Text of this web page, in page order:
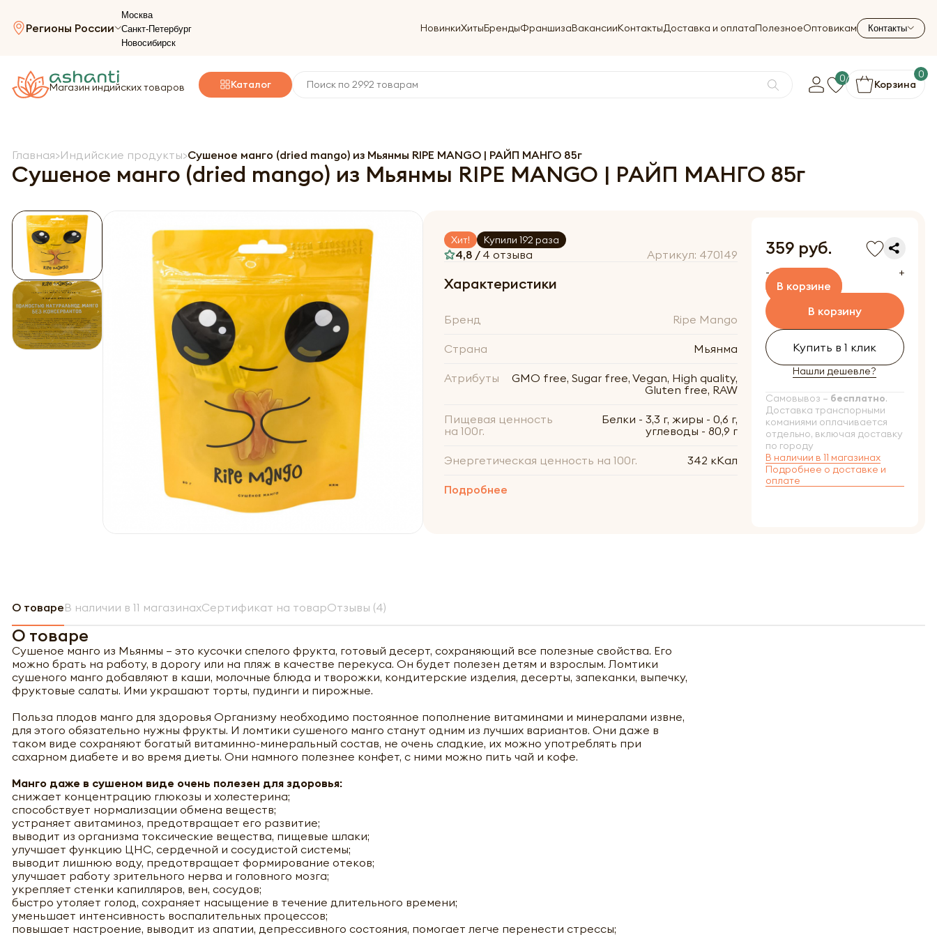
Регионы России
Москва
Санкт-Петербург
Новосибирск
НовинкиХитыБрендыФраншизаВакансииКонтактыДоставка и оплатаПолезноеОптовикам Контакты
Магазин индийских товаров Каталог 0 Корзина
0
Главная Индийские продукты Сушеное манго (dried mango) из Мьянмы RIPE MANGO | РАЙП МАНГО 85г
Сушеное манго (dried mango) из Мьянмы RIPE MANGO | РАЙП МАНГО 85г
Хит! Купили 192 раза
4,8 / 4 отзыва Артикул: 470149
Характеристики
Бренд Ripe Mango
Страна Мьянма
Атрибуты
GMO free, Sugar free, Vegan, High quality,
Gluten free, RAW
Пищевая ценность
на 100г.
Белки - 3,3 г, жиры - 0,6 г,
углеводы - 80,9 г
Энергетическая ценность на 100г. 342 кКал
Подробнее
359 руб.
-
+
В корзине
В корзину
Купить в 1 клик
Нашли дешевле?
Самовывоз – бесплатно.
Доставка транспорными
команиями оплачивается
отдельно, включая доставку
по городу
В наличии в 11 магазинах
Подробнее о доставке и
оплате
О товареВ наличии в 11 магазинахСертификат на товарОтзывы (4)
О товаре
Сушеное манго из Мьянмы – это кусочки спелого фрукта, готовый десерт, сохраняющий все полезные свойства. Его
можно брать на работу, в дорогу или на пляж в качестве перекуса. Он будет полезен детям и взрослым. Ломтики
сушеного манго добавляют в каши, молочные блюда и творожки, кондитерские изделия, десерты, запеканки, выпечку,
фруктовые салаты. Ими украшают торты, пудинги и пирожные.
Польза плодов манго для здоровья Организму необходимо постоянное пополнение витаминами и минералами извне,
для этого обязательно нужны фрукты. И ломтики сушеного манго станут одним из лучших вариантов. Они даже в
таком виде сохраняют богатый витаминно-минеральный состав, не очень сладкие, их можно употреблять при
сахарном диабете и во время диеты. Они намного полезнее конфет, с ними можно пить чай и кофе.
Манго даже в сушеном виде очень полезен для здоровья:
снижает концентрацию глюкозы и холестерина;
способствует нормализации обмена веществ;
устраняет авитаминоз, предотвращает его развитие;
выводит из организма токсические вещества, пищевые шлаки;
улучшает функцию ЦНС, сердечной и сосудистой системы;
выводит лишнюю воду, предотвращает формирование отеков;
улучшает работу зрительного нерва и головного мозга;
укрепляет стенки капилляров, вен, сосудов;
быстро утоляет голод, сохраняет насыщение в течение длительного времени;
уменьшает интенсивность воспалительных процессов;
повышает настроение, выводит из апатии, депрессивного состояния, помогает легче перенести стрессы;